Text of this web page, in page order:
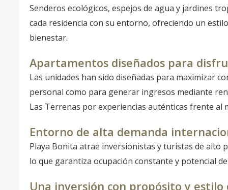
Senderos ecológicos, espejos de agua y jardines
cada residencia con su entorno, ofreciendo un
bienestar.
Apartamentos diseñados para
Las unidades han sido diseñadas para maximizar
personal como para generar ingresos mediante
Las Terrenas por experiencias auténticas frente al
Entorno de alta demanda
Playa Bonita atrae inversionistas y turistas de alto
lo que garantiza ocupación constante y potencial
Una inversión con propósito y estilo